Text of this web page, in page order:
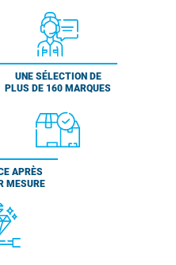
UNE SÉLECTION DE
PLUS DE 160 MARQUES
APRÈS
MESURE